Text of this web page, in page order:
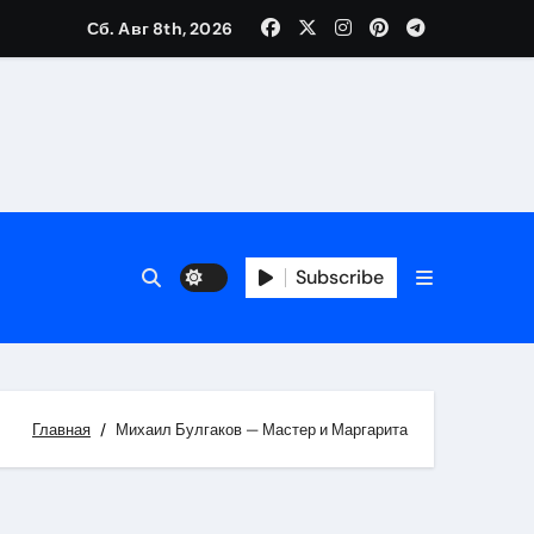
Сб. Авг 8th, 2026
Subscribe
Главная Михаил Булгаков — Мастер и Маргарита